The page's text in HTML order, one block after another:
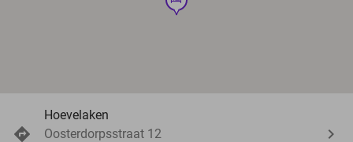
Hoevelaken
Oosterdorpsstraat 12